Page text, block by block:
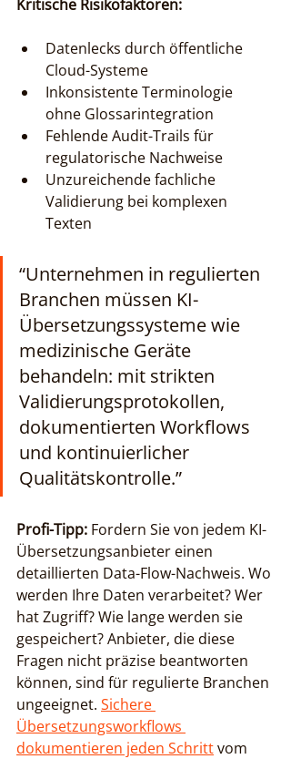
Kritische Risikofaktoren:
Datenlecks durch öffentliche
Cloud-Systeme
Inkonsistente Terminologie
ohne Glossarintegration
Fehlende Audit-Trails für
regulatorische Nachweise
Unzureichende fachliche
Validierung bei komplexen
Texten
“Unternehmen in regulierten
Branchen müssen KI-
Übersetzungssysteme wie
medizinische Geräte
behandeln: mit strikten
Validierungsprotokollen,
dokumentierten Workflows
und kontinuierlicher
Qualitätskontrolle.”
Profi-Tipp: Fordern Sie von jedem KI-
Übersetzungsanbieter einen
detaillierten Data-Flow-Nachweis. Wo
werden Ihre Daten verarbeitet? Wer
hat Zugriff? Wie lange werden sie
gespeichert? Anbieter, die diese
Fragen nicht präzise beantworten
können, sind für regulierte Branchen
ungeeignet. Sichere
Übersetzungsworkflows
dokumentieren jeden Schritt vom